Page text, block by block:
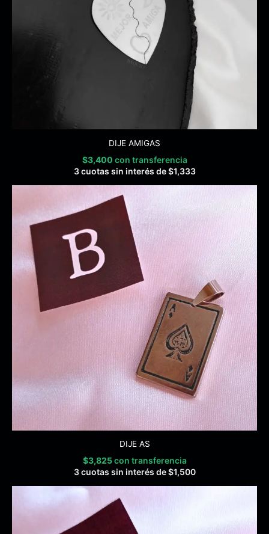
DIJE AMIGAS
$3,400 con transferencia
3 cuotas sin interés de$1,333
DIJE AS
$3,825 con transferencia
3 cuotas sin interés de$1,500